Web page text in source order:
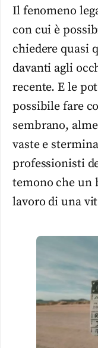
Il fenomeno
con cui è
chiedere quasi
davanti agli
recente. E le
possibile fare
sembrano,
vaste e
professionisti
temono che un
lavoro di una